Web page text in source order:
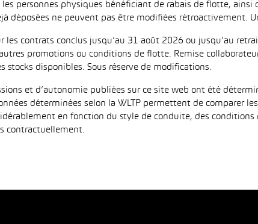
personnes physiques bénéficiant de rabais de flotte,
déposées ne peuvent pas être modifiées rétroactivement.
les contrats conclus jusqu’au 31 août 2026 ou jusqu’au
promotions ou conditions de flotte. Remise
stocks disponibles. Sous réserve de modifications.
et d’autonomie publiées sur ce site web ont été
déterminées selon la WLTP permettent de comparer
en fonction du style de conduite, des
contractuellement.